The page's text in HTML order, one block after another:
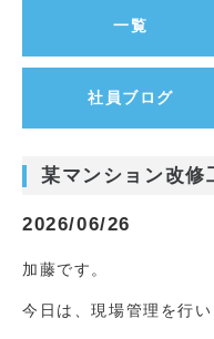
一覧
社員ブログ
某マンション改修
2026/06/26
加藤です。
今日は、現場管理を行い